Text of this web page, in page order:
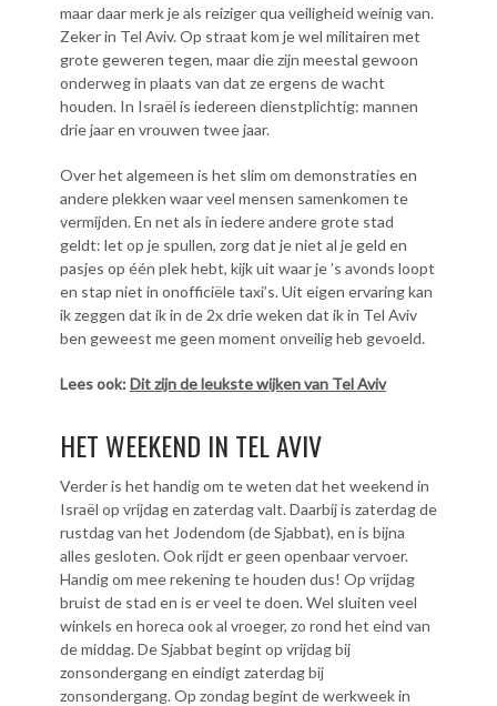
maar daar merk je als reiziger qua veiligheid weinig van.
Zeker in Tel Aviv. Op straat kom je wel militairen met
grote geweren tegen, maar die zijn meestal gewoon
onderweg in plaats van dat ze ergens de wacht
houden. In Israël is iedereen dienstplichtig: mannen
drie jaar en vrouwen twee jaar.
Over het algemeen is het slim om demonstraties en
andere plekken waar veel mensen samenkomen te
vermijden. En net als in iedere andere grote stad
geldt: let op je spullen, zorg dat je niet al je geld en
pasjes op één plek hebt, kijk uit waar je ’s avonds loopt
en stap niet in onofficiële taxi’s. Uit eigen ervaring kan
ik zeggen dat ik in de 2x drie weken dat ik in Tel Aviv
ben geweest me geen moment onveilig heb gevoeld.
Lees ook:Dit zijn de leukste wijken van Tel Aviv
HET WEEKEND IN TEL AVIV
Verder is het handig om te weten dat het weekend in
Israël op vrijdag en zaterdag valt. Daarbij is zaterdag de
rustdag van het Jodendom (de Sjabbat), en is bijna
alles gesloten. Ook rijdt er geen openbaar vervoer.
Handig om mee rekening te houden dus! Op vrijdag
bruist de stad en is er veel te doen. Wel sluiten veel
winkels en horeca ook al vroeger, zo rond het eind van
de middag. De Sjabbat begint op vrijdag bij
zonsondergang en eindigt zaterdag bij
zonsondergang. Op zondag begint de werkweek in